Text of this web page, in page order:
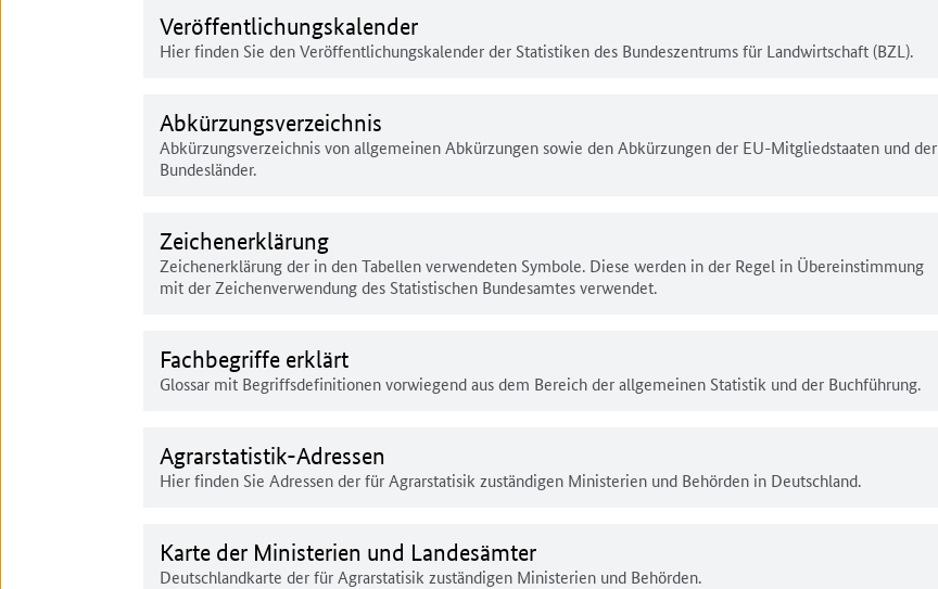
Veröffentlichungskalender
Hier finden Sie den Veröffentlichungskalender der Statistiken des Bundeszentrums für Landwirtschaft (BZL).
Abkürzungsverzeichnis
Abkürzungsverzeichnis von allgemeinen Abkürzungen sowie den Abkürzungen der EU-Mitgliedstaaten und der
Bundesländer.
Zeichenerklärung
Zeichenerklärung der in den Tabellen verwendeten Symbole. Diese werden in der Regel in Übereinstimmung
mit der Zeichenverwendung des Statistischen Bundesamtes verwendet.
Fachbegriffe erklärt
Glossar mit Begriffsdefinitionen vorwiegend aus dem Bereich der allgemeinen Statistik und der Buchführung.
Agrarstatistik-Adressen
Hier finden Sie Adressen der für Agrarstatisik zuständigen Ministerien und Behörden in Deutschland.
Karte der Ministerien und Landesämter
Deutschlandkarte der für Agrarstatisik zuständigen Ministerien und Behörden.